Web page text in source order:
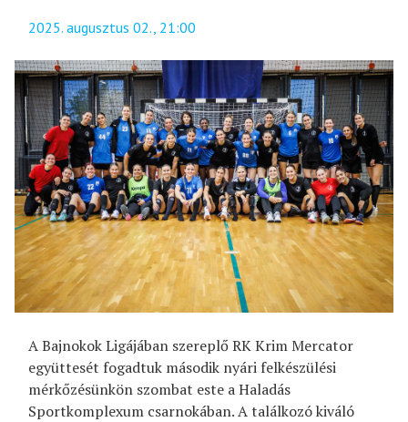
2025. augusztus 02., 21:00
A Bajnokok Ligájában szereplő RK Krim Mercator
együttesét fogadtuk második nyári felkészülési
mérkőzésünkön szombat este a Haladás
Sportkomplexum csarnokában. A találkozó kiváló